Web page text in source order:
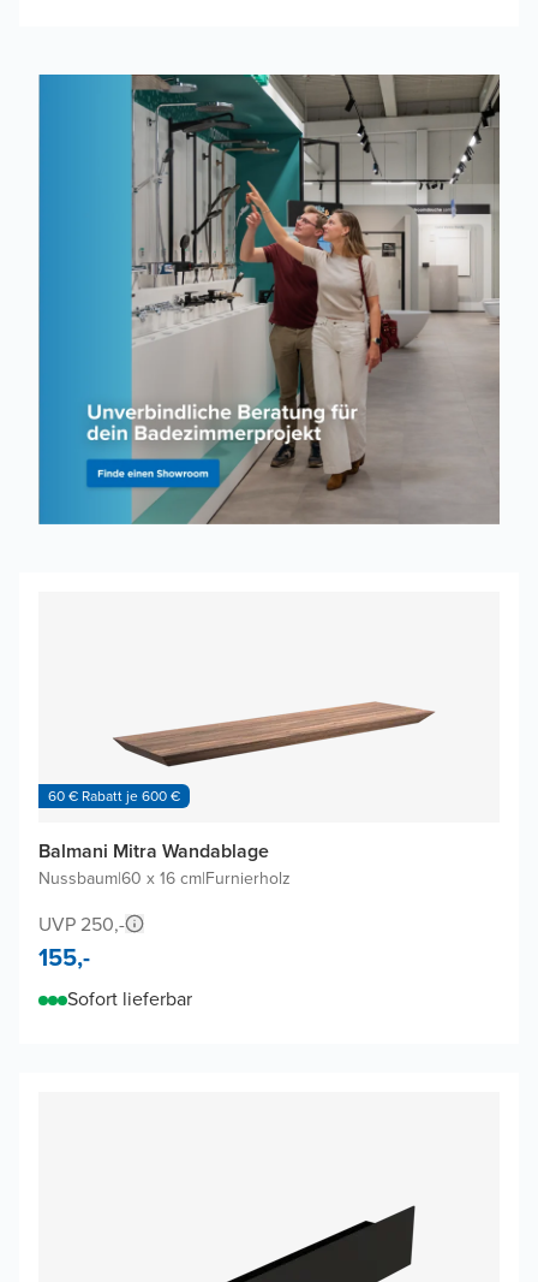
60 € Rabatt je 600 €
Balmani Mitra Wandablage
Nussbaum|60 x 16 cm|Furnierholz
UVP 250,-
155,-
Sofort lieferbar